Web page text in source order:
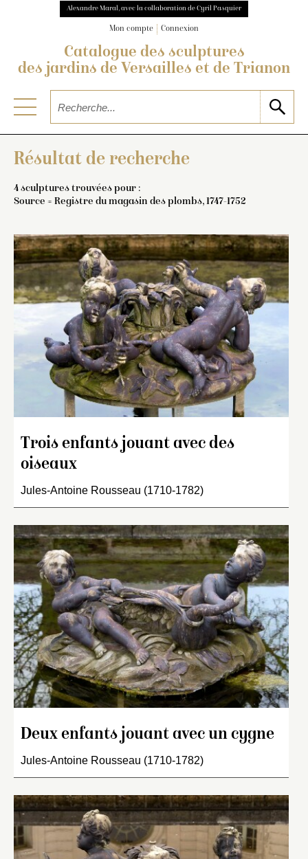
Alexandre Maral, avec la collaboration de Cyril Pasquier
Mon compte Connexion
Catalogue des sculptures
des jardins de Versailles et de Trianon
Résultat de recherche
4 sculptures trouvées pour :
Source = Registre du magasin des plombs, 1747-1752
Trois enfants jouant avec des
oiseaux
Jules-Antoine Rousseau (1710-1782)
Deux enfants jouant avec un cygne
Jules-Antoine Rousseau (1710-1782)